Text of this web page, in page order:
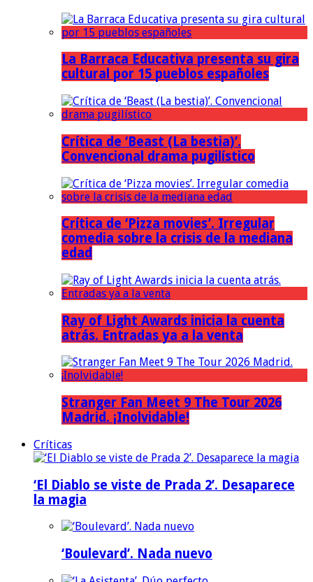
La Barraca Educativa presenta su gira
cultural por 15 pueblos españoles
Crítica de ‘Beast (La bestia)’.
Convencional drama pugilístico
Crítica de ‘Pizza movies’. Irregular
comedia sobre la crisis de la mediana
edad
Ray of Light Awards inicia la cuenta
atrás. Entradas ya a la venta
Stranger Fan Meet 9 The Tour 2026
Madrid. ¡Inolvidable!
Críticas
‘El Diablo se viste de Prada 2’. Desaparece
la magia
‘Boulevard’. Nada nuevo